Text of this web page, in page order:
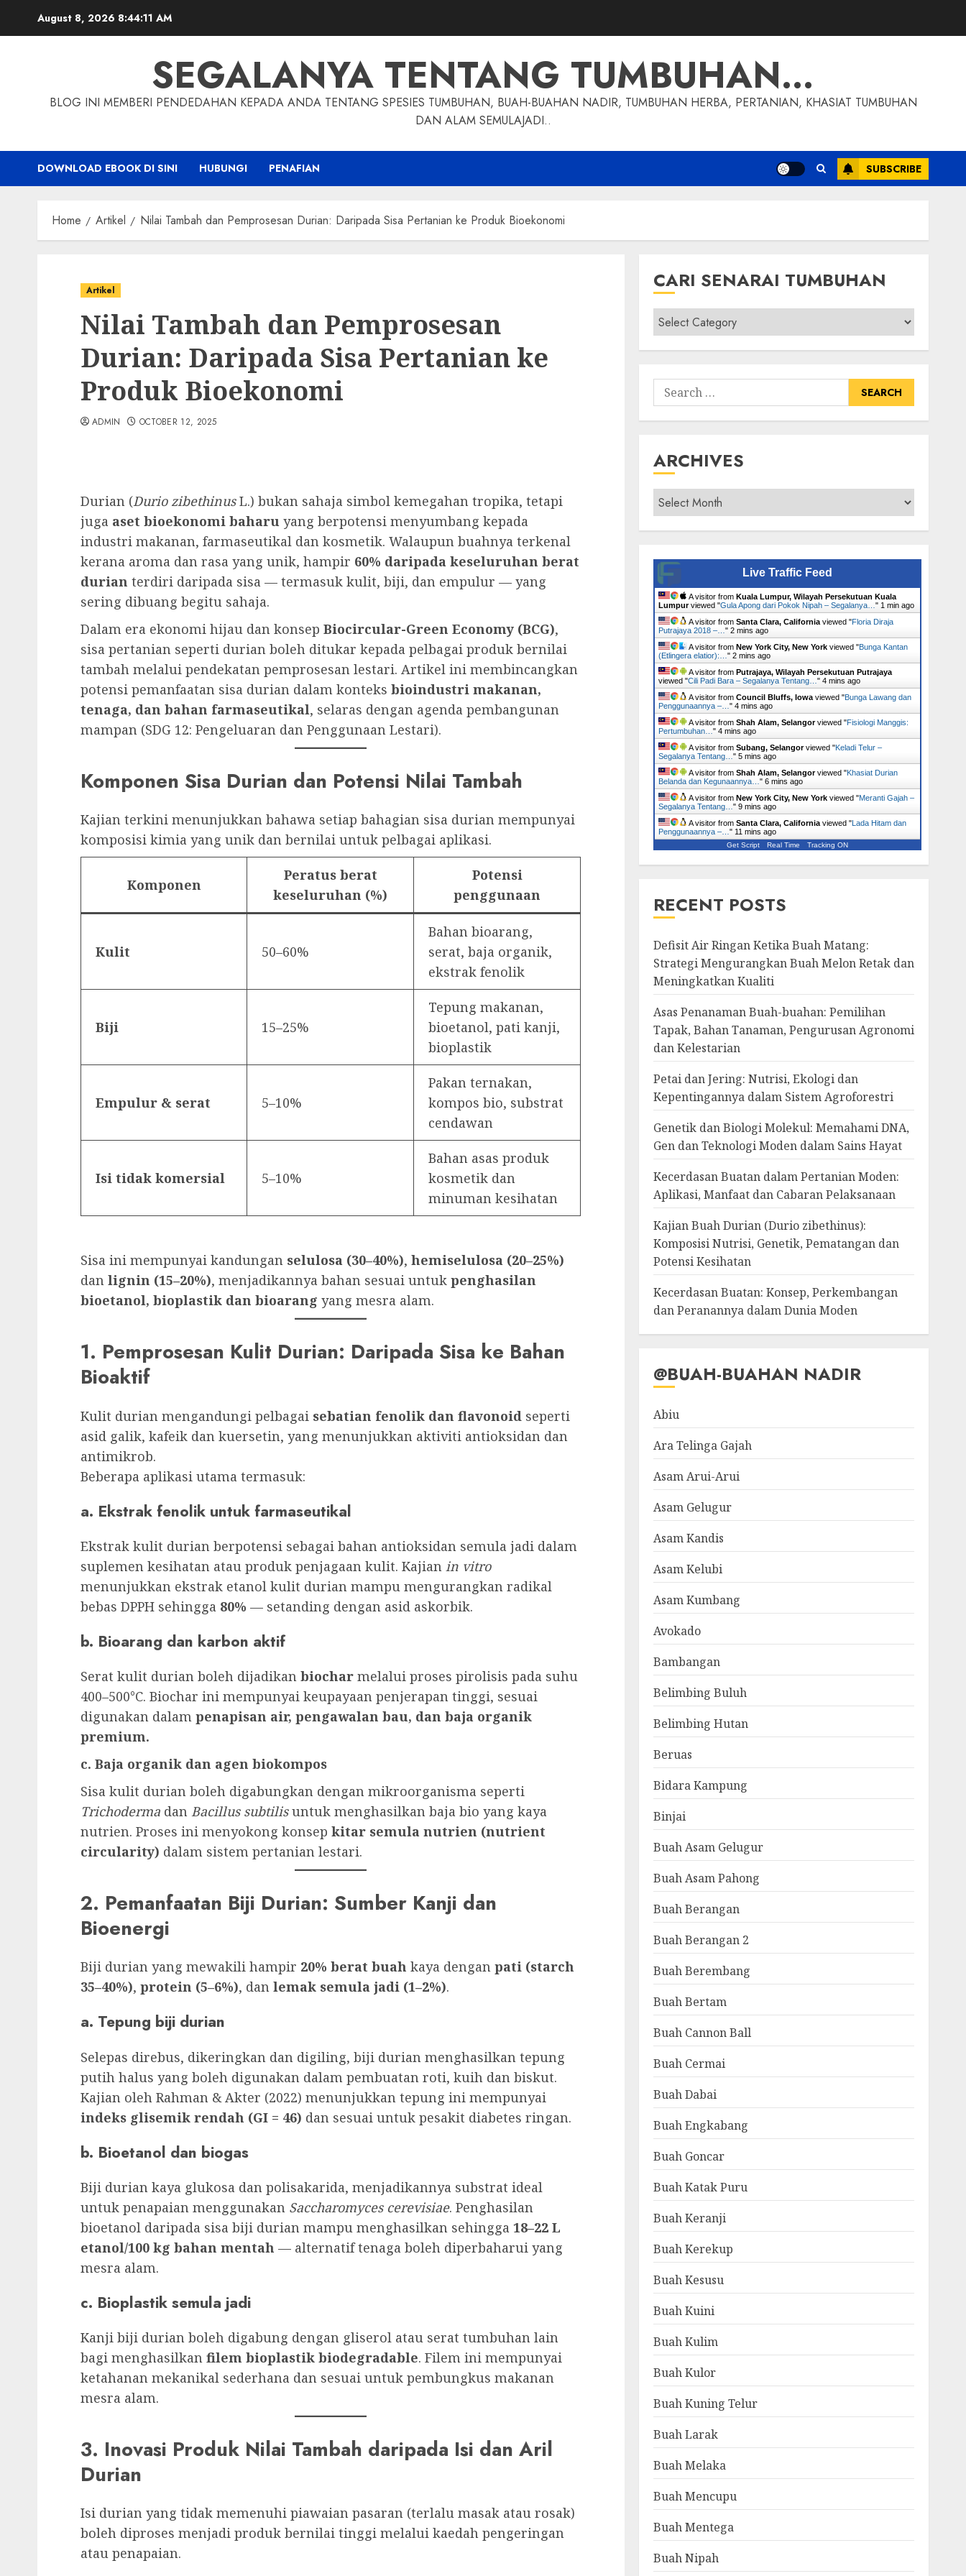
August 8, 2026 8:44:12 AM
SEGALANYA TENTANG TUMBUHAN…
BLOG INI MEMBERI PENDEDAHAN KEPADA ANDA TENTANG SPESIES TUMBUHAN, BUAH-BUAHAN NADIR, TUMBUHAN HERBA, PERTANIAN, KHASIAT TUMBUHAN
DAN ALAM SEMULAJADI..
DOWNLOAD EBOOK DI SINI HUBUNGI PENAFIAN SUBSCRIBE
Home Artikel Nilai Tambah dan Pemprosesan Durian: Daripada Sisa Pertanian ke Produk Bioekonomi
Artikel
Nilai Tambah dan Pemprosesan
Durian: Daripada Sisa Pertanian ke
Produk Bioekonomi
ADMIN OCTOBER 12, 2025
Durian (Durio zibethinusL.) bukan sahaja simbol kemegahan tropika, tetapi
juga aset bioekonomi baharu yang berpotensi menyumbang kepada
industri makanan, farmaseutikal dan kosmetik. Walaupun buahnya terkenal
kerana aroma dan rasa yang unik, hampir 60% daripada keseluruhan berat
durian terdiri daripada sisa — termasuk kulit, biji, dan empulur — yang
sering dibuang begitu sahaja.
Dalam era ekonomi hijau dan konsep Biocircular-Green Economy (BCG),
sisa pertanian seperti durian boleh ditukar kepada pelbagai produk bernilai
tambah melalui pendekatan pemprosesan lestari. Artikel ini membincangkan
potensi pemanfaatan sisa durian dalam konteks bioindustri makanan,
tenaga, dan bahan farmaseutikal, selaras dengan agenda pembangunan
mampan (SDG 12: Pengeluaran dan Penggunaan Lestari).
Komponen Sisa Durian dan Potensi Nilai Tambah
Kajian terkini menunjukkan bahawa setiap bahagian sisa durian mempunyai
komposisi kimia yang unik dan bernilai untuk pelbagai aplikasi.
Komponen
Peratus berat
keseluruhan (%)
Potensi
penggunaan
Kulit 50–60%
Bahan bioarang,
serat, baja organik,
ekstrak fenolik
Biji 15–25%
Tepung makanan,
bioetanol, pati kanji,
bioplastik
Empulur & serat 5–10%
Pakan ternakan,
kompos bio, substrat
cendawan
Isi tidak komersial 5–10%
Bahan asas produk
kosmetik dan
minuman kesihatan
Sisa ini mempunyai kandungan selulosa (30–40%), hemiselulosa (20–25%)
dan lignin (15–20%), menjadikannya bahan sesuai untuk penghasilan
bioetanol, bioplastik dan bioarang yang mesra alam.
1. Pemprosesan Kulit Durian: Daripada Sisa ke Bahan
Bioaktif
Kulit durian mengandungi pelbagai sebatian fenolik dan flavonoid seperti
asid galik, kafeik dan kuersetin, yang menunjukkan aktiviti antioksidan dan
antimikrob.
Beberapa aplikasi utama termasuk:
a. Ekstrak fenolik untuk farmaseutikal
Ekstrak kulit durian berpotensi sebagai bahan antioksidan semula jadi dalam
suplemen kesihatan atau produk penjagaan kulit. Kajian in vitro
menunjukkan ekstrak etanol kulit durian mampu mengurangkan radikal
bebas DPPH sehingga 80% — setanding dengan asid askorbik.
b. Bioarang dan karbon aktif
Serat kulit durian boleh dijadikan biochar melalui proses pirolisis pada suhu
400–500°C. Biochar ini mempunyai keupayaan penjerapan tinggi, sesuai
digunakan dalam penapisan air, pengawalan bau, dan baja organik
premium.
c. Baja organik dan agen biokompos
Sisa kulit durian boleh digabungkan dengan mikroorganisma seperti
Trichoderma dan Bacillus subtilisuntuk menghasilkan baja bio yang kaya
nutrien. Proses ini menyokong konsep kitar semula nutrien (nutrient
circularity) dalam sistem pertanian lestari.
2. Pemanfaatan Biji Durian: Sumber Kanji dan
Bioenergi
Biji durian yang mewakili hampir 20% berat buah kaya dengan pati (starch
35–40%), protein (5–6%), dan lemak semula jadi (1–2%).
a. Tepung biji durian
Selepas direbus, dikeringkan dan digiling, biji durian menghasilkan tepung
putih halus yang boleh digunakan dalam pembuatan roti, kuih dan biskut.
Kajian oleh Rahman & Akter (2022) menunjukkan tepung ini mempunyai
indeks glisemik rendah (GI = 46) dan sesuai untuk pesakit diabetes ringan.
b. Bioetanol dan biogas
Biji durian kaya glukosa dan polisakarida, menjadikannya substrat ideal
untuk penapaian menggunakan Saccharomyces cerevisiae. Penghasilan
bioetanol daripada sisa biji durian mampu menghasilkan sehingga 18–22 L
etanol/100 kg bahan mentah — alternatif tenaga boleh diperbaharui yang
mesra alam.
c. Bioplastik semula jadi
Kanji biji durian boleh digabung dengan gliserol atau serat tumbuhan lain
bagi menghasilkan filem bioplastik biodegradable. Filem ini mempunyai
ketahanan mekanikal sederhana dan sesuai untuk pembungkus makanan
mesra alam.
3. Inovasi Produk Nilai Tambah daripada Isi dan Aril
Durian
Isi durian yang tidak memenuhi piawaian pasaran (terlalu masak atau rosak)
boleh diproses menjadi produk bernilai tinggi melalui kaedah pengeringan
atau penapaian.
CARI SENARAI TUMBUHAN
Cari
Senarai
Tumbuhan
Search
for:
ARCHIVES
Archives
Live Traffic Feed
A visitor from Kuala Lumpur, Wilayah Persekutuan Kuala
Lumpurviewed "Gula Apong dari Pokok Nipah – Segalanya… " 1 min ago
A visitor from Santa Clara, Californiaviewed "Floria Diraja
Putrajaya 2018 –… " 2 mins ago
A visitor from New York City, New Yorkviewed "Bunga Kantan
(Etlingera elatior):… " 2 mins ago
A visitor from Putrajaya, Wilayah Persekutuan Putrajaya
viewed "Cili Padi Bara – Segalanya Tentang… " 4 mins ago
A visitor from Council Bluffs, Iowaviewed "Bunga Lawang dan
Penggunaannya –… " 4 mins ago
A visitor from Shah Alam, Selangorviewed "Fisiologi Manggis:
Pertumbuhan… " 4 mins ago
A visitor from Subang, Selangorviewed "Keladi Telur –
Segalanya Tentang… " 5 mins ago
A visitor from Shah Alam, Selangorviewed "Khasiat Durian
Belanda dan Kegunaannya… " 6 mins ago
A visitor from New York City, New Yorkviewed "Meranti Gajah –
Segalanya Tentang… " 9 mins ago
A visitor from Santa Clara, Californiaviewed "Lada Hitam dan
Penggunaannya –… " 11 mins ago
Get Script Real Time Tracking ON
RECENT POSTS
Defisit Air Ringan Ketika Buah Matang:
Strategi Mengurangkan Buah Melon Retak dan
Meningkatkan Kualiti
Asas Penanaman Buah-buahan: Pemilihan
Tapak, Bahan Tanaman, Pengurusan Agronomi
dan Kelestarian
Petai dan Jering: Nutrisi, Ekologi dan
Kepentingannya dalam Sistem Agroforestri
Genetik dan Biologi Molekul: Memahami DNA,
Gen dan Teknologi Moden dalam Sains Hayat
Kecerdasan Buatan dalam Pertanian Moden:
Aplikasi, Manfaat dan Cabaran Pelaksanaan
Kajian Buah Durian (Durio zibethinus):
Komposisi Nutrisi, Genetik, Pematangan dan
Potensi Kesihatan
Kecerdasan Buatan: Konsep, Perkembangan
dan Peranannya dalam Dunia Moden
@BUAH-BUAHAN NADIR
Abiu
Ara Telinga Gajah
Asam Arui-Arui
Asam Gelugur
Asam Kandis
Asam Kelubi
Asam Kumbang
Avokado
Bambangan
Belimbing Buluh
Belimbing Hutan
Beruas
Bidara Kampung
Binjai
Buah Asam Gelugur
Buah Asam Pahong
Buah Berangan
Buah Berangan 2
Buah Berembang
Buah Bertam
Buah Cannon Ball
Buah Cermai
Buah Dabai
Buah Engkabang
Buah Goncar
Buah Katak Puru
Buah Keranji
Buah Kerekup
Buah Kesusu
Buah Kuini
Buah Kulim
Buah Kulor
Buah Kuning Telur
Buah Larak
Buah Melaka
Buah Mencupu
Buah Mentega
Buah Nipah